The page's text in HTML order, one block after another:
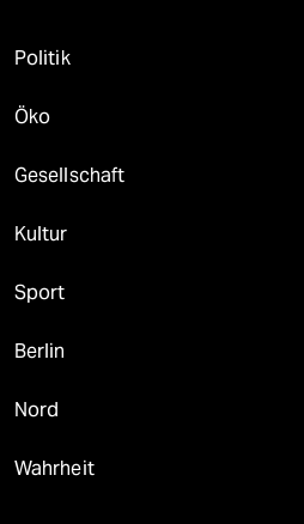
Politik
Öko
Gesellschaft
Kultur
Sport
Berlin
Nord
Wahrheit